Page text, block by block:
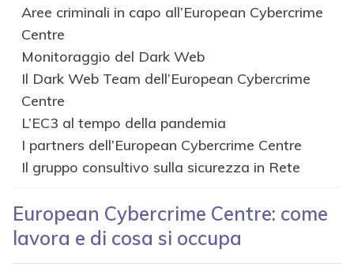
Aree criminali in capo all’European Cybercrime
Centre
Monitoraggio del Dark Web
Il Dark Web Team dell’European Cybercrime
Centre
L’EC3 al tempo della pandemia
I partners dell’European Cybercrime Centre
Il gruppo consultivo sulla sicurezza in Rete
European Cybercrime Centre: come
lavora e di cosa si occupa